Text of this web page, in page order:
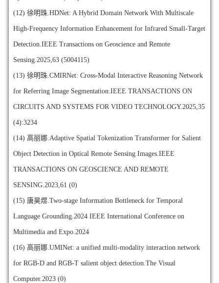
(12) 徐明珠.HDNet: A Hybrid Domain Network With Multiscale
High-Frequency Information Enhancement for Infrared Small-Target
Detection.IEEE Transactions on Geoscience and Remote
Sensing.2025,63 (5004115)
(13) 徐明珠.CMIRNet: Cross-Modal Interactive Reasoning Network
for Referring Image Segmentation.IEEE TRANSACTIONS ON
CIRCUITS AND SYSTEMS FOR VIDEO TECHNOLOGY.2025,35
(4):3234
(14) 高丽娜.Adaptive Spatial Tokenization Transformer for Salient
Object Detection in Optical Remote Sensing Images.IEEE
TRANSACTIONS ON GEOSCIENCE AND REMOTE
SENSING.2023,61 (0)
(15) 唐昊煜.Two-stage Information Bottleneck for Temporal
Language Grounding.2024 IEEE International Conference on
Multimedia and Expo.2024
(16) 高丽娜.UMINet: a unified multi-modality interaction network
for RGB-D and RGB-T salient object detection.The Visual
Computer.2023 (0)